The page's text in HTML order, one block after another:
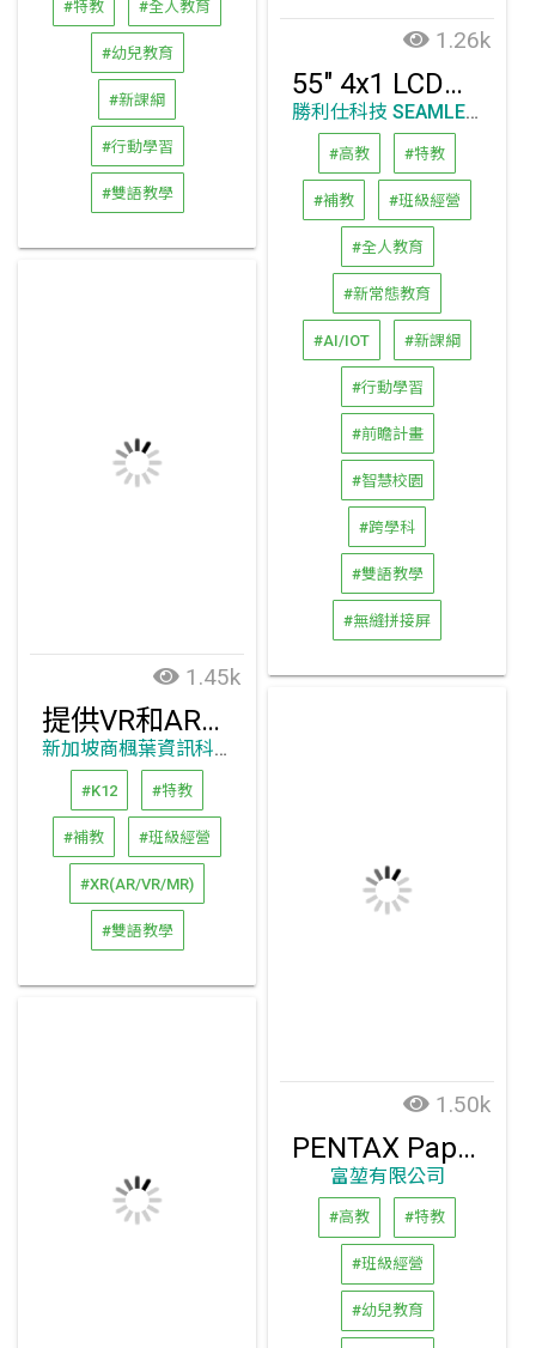
#特教 #全人教育
#幼兒教育
#新課綱
#行動學習
#雙語教學
1.26k
55" 4x1 LCD拼接屏協助僑聯會，成功解決大型拼接屏拚接縫的視覺缺陷問題
勝利仕科技 SEAMLESS Technology Inc.
#高教 #特教
#補教 #班級經營
#全人教育
#新常態教育
#AI/IOT #新課綱
#行動學習
#前瞻計畫
#智慧校園
#跨學科
#雙語教學
#無縫拼接屏
1.45k
提供VR和AR課堂教學的全方位教材
新加坡商楓葉資訊科技有限公司台灣分公司
#K12 #特教
#補教 #班級經營
#XR(AR/VR/MR)
#雙語教學
1.50k
PENTAX Papilio 近距離望遠鏡
富堃有限公司
#高教 #特教
#班級經營
#幼兒教育